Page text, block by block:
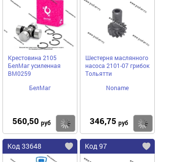
Крестовина 2105
БелМаг усиленная
BM0259
БелМаг
560,50 руб Купить
Шестерня маслянного
насоса 2101-07 грибок
Тольятти
Noname
346,75 руб
Код 33648 Код 97